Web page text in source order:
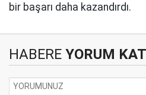
bir başarı daha kazandırdı.
HABERE YORUM KAT